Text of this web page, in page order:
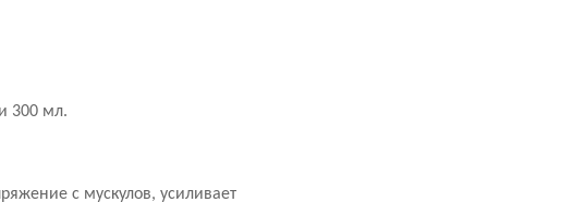
300 мл.
с мускулов, усиливает